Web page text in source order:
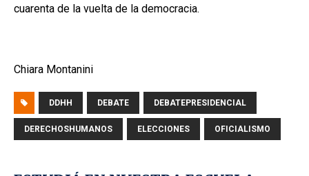
cuarenta de la vuelta de la democracia.
Chiara Montanini
DDHH DEBATE DEBATEPRESIDENCIAL
DERECHOSHUMANOS ELECCIONES OFICIALISMO